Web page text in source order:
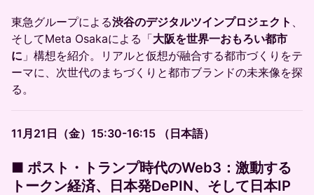
東急グループによる渋谷のデジタルツインプロジェクト 、
そしてMeta Osakaによる「大阪を世界一おもろい都市
に 」構想を紹介。リアルと仮想が融合する都市づくりをテ
ーマに、次世代のまちづくりと都市ブランドの未来像を探
る。
11月21日（金）15:30-16:15 （日本語）
■ ポスト・トランプ時代のWeb3：激動する
トークン経済、日本発DePIN、そして日本IP